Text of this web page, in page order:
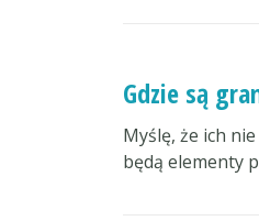
Gdzie są
Myślę, że ich
będą elementy